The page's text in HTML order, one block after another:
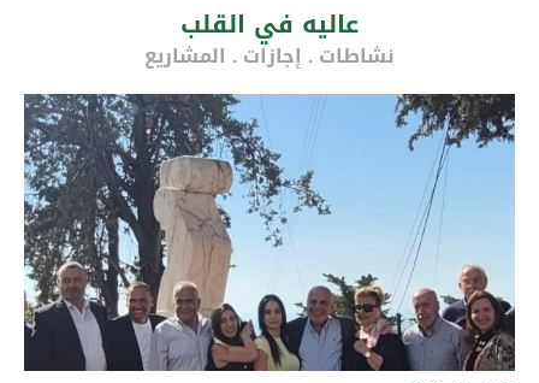
عاليه في القلب
نشاطات . إجازات . المشاريع